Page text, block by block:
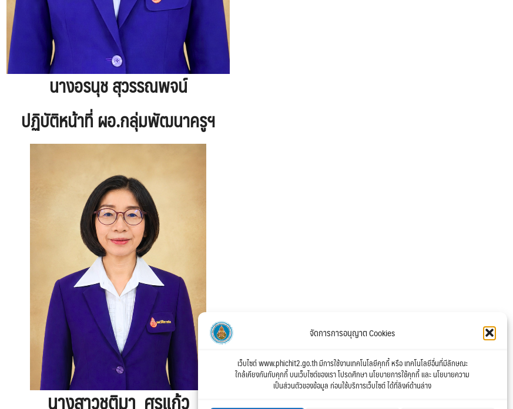
จัดการการอนุญาต Cookies
เว็บไซต์ www.phichit2.go.th มีการใช้งานเทคโนโลยีคุกกี้ หรือ เทคโนโลยีอื่นที่มีลักษณะ
ใกล้เคียงกันกับคุกกี้ บนเว็บไซต์ของเรา โปรดศึกษา นโยบายการใช้คุกกี้ และ นโยบายความ
เป็นส่วนตัวของข้อมูล ก่อนใช้บริการเว็บไซต์ ได้ที่ลิงค์ด้านล่าง
นางอรนุช สุวรรณพจน์
ปฏิบัติหน้าที่ ผอ.กลุ่มพัฒนาครูฯ
นางสาวชุติมา ศรแก้ว